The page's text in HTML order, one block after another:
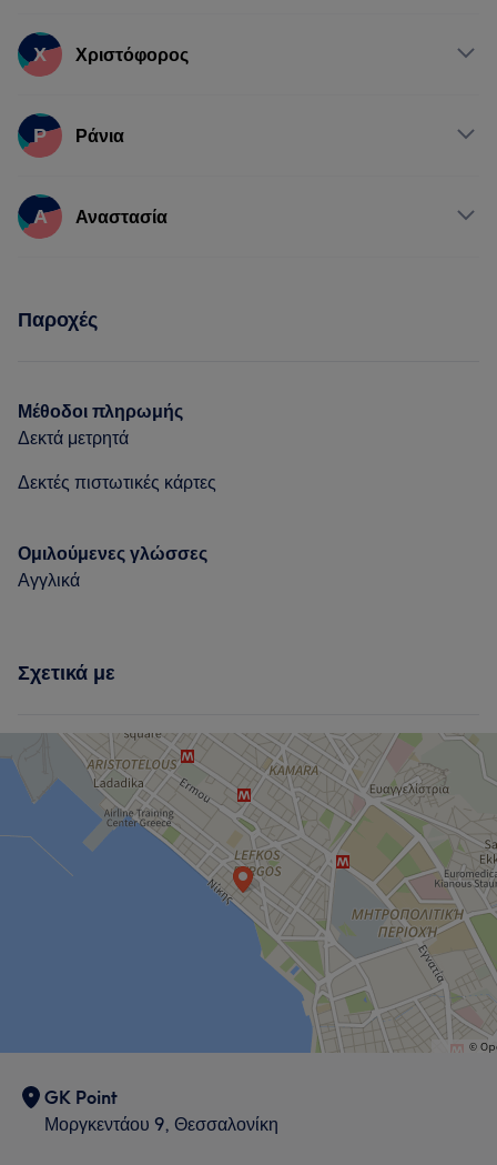
Υπηρεσίες
Χ Χριστόφορος
Υπηρεσίες
Ρ Ράνια
Υπηρεσίες
Α Αναστασία
Μαλλιά
Παροχές
Μέθοδοι πληρωμής
Δεκτά μετρητά
Δεκτές πιστωτικές κάρτες
Ομιλούμενες γλώσσες
Αγγλικά
Σχετικά με
GK Point
Μοργκεντάου 9, Θεσσαλονίκη